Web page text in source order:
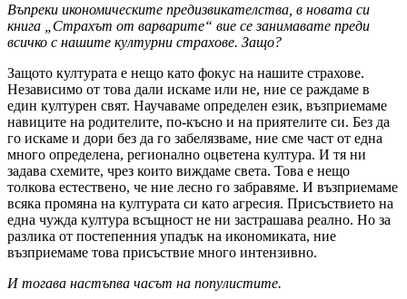
Въпреки икономическите предизвикателства, в новата си
книга „Страхът от варварите“ вие се занимавате преди
всичко с нашите културни страхове. Защо?
Защото културата е нещо като фокус на нашите страхове.
Независимо от това дали искаме или не, ние се раждаме в
един културен свят. Научаваме определен език, възприемаме
навиците на родителите, по-късно и на приятелите си. Без да
го искаме и дори без да го забелязваме, ние сме част от една
много определена, регионално оцветена култура. И тя ни
задава схемите, чрез които виждаме света. Това е нещо
толкова естествено, че ние лесно го забравяме. И възприемаме
всяка промяна на културата си като агресия. Присъствието на
една чужда култура всъщност не ни застрашава реално. Но за
разлика от постепенния упадък на икономиката, ние
възприемаме това присъствие много интензивно.
И тогава настъпва часът на популистите.